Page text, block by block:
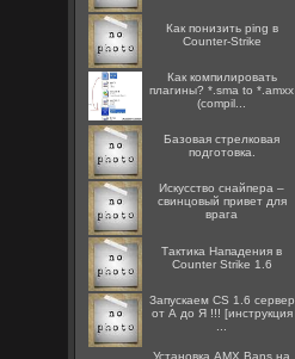
Как понизить ping в
Counter-Strike
Как компилировать
плагины? *.sma to *.amxx
(compil...
Базовая стрелковая
подготовка.
Искусство снайпера –
свинцовый привет для
врага
Тактика Нападения в
Counter Strike 1.6
Запускаем CS 1.6 сервер
от А до Я !!! [инструкция
Установка AMX Bans на